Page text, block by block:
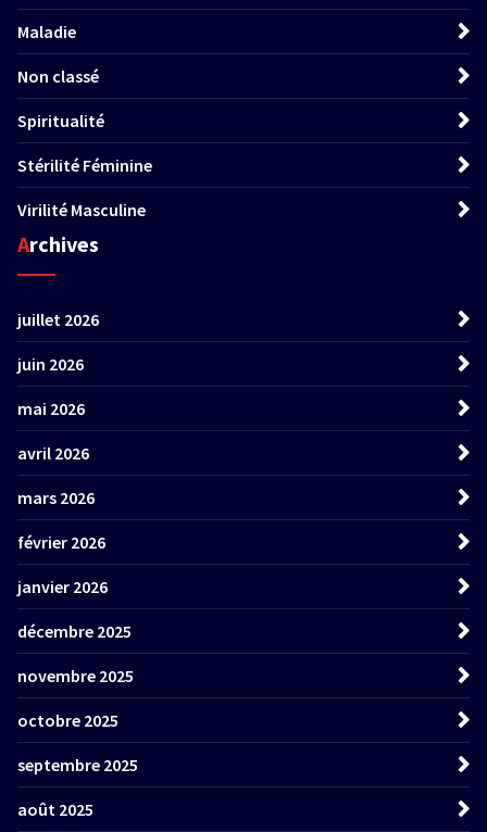
Maladie
Non classé
Spiritualité
Stérilité Féminine
Virilité Masculine
Archives
juillet 2026
juin 2026
mai 2026
avril 2026
mars 2026
février 2026
janvier 2026
décembre 2025
novembre 2025
octobre 2025
septembre 2025
août 2025